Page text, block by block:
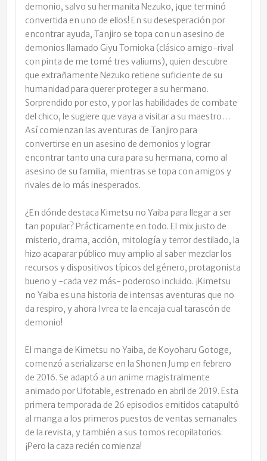
demonio, salvo su hermanita Nezuko, ¡que terminó
convertida en uno de ellos! En su desesperación por
encontrar ayuda, Tanjiro se topa con un asesino de
demonios llamado Giyu Tomioka (clásico amigo-rival
con pinta de me tomé tres valiums), quien descubre
que extrañamente Nezuko retiene suficiente de su
humanidad para querer proteger a su hermano.
Sorprendido por esto, y por las habilidades de combate
del chico, le sugiere que vaya a visitar a su maestro…
Así comienzan las aventuras de Tanjiro para
convertirse en un asesino de demonios y lograr
encontrar tanto una cura para su hermana, como al
asesino de su familia, mientras se topa con amigos y
rivales de lo más inesperados.
¿En dónde destaca Kimetsu no Yaiba para llegar a ser
tan popular? Prácticamente en todo. El mix justo de
misterio, drama, acción, mitología y terror destilado, la
hizo acaparar público muy amplio al saber mezclar los
recursos y dispositivos típicos del género, protagonista
bueno y -cada vez más- poderoso incluido. ¡Kimetsu
no Yaiba es una historia de intensas aventuras que no
da respiro, y ahora Ivrea te la encaja cual tarascón de
demonio!
El manga de Kimetsu no Yaiba, de Koyoharu Gotoge,
comenzó a serializarse en la Shonen Jump en febrero
de 2016. Se adaptó a un anime magistralmente
animado por Ufotable, estrenado en abril de 2019. Esta
primera temporada de 26 episodios emitidos catapultó
al manga a los primeros puestos de ventas semanales
de la revista, y también a sus tomos recopilatorios.
¡Pero la caza recién comienza!